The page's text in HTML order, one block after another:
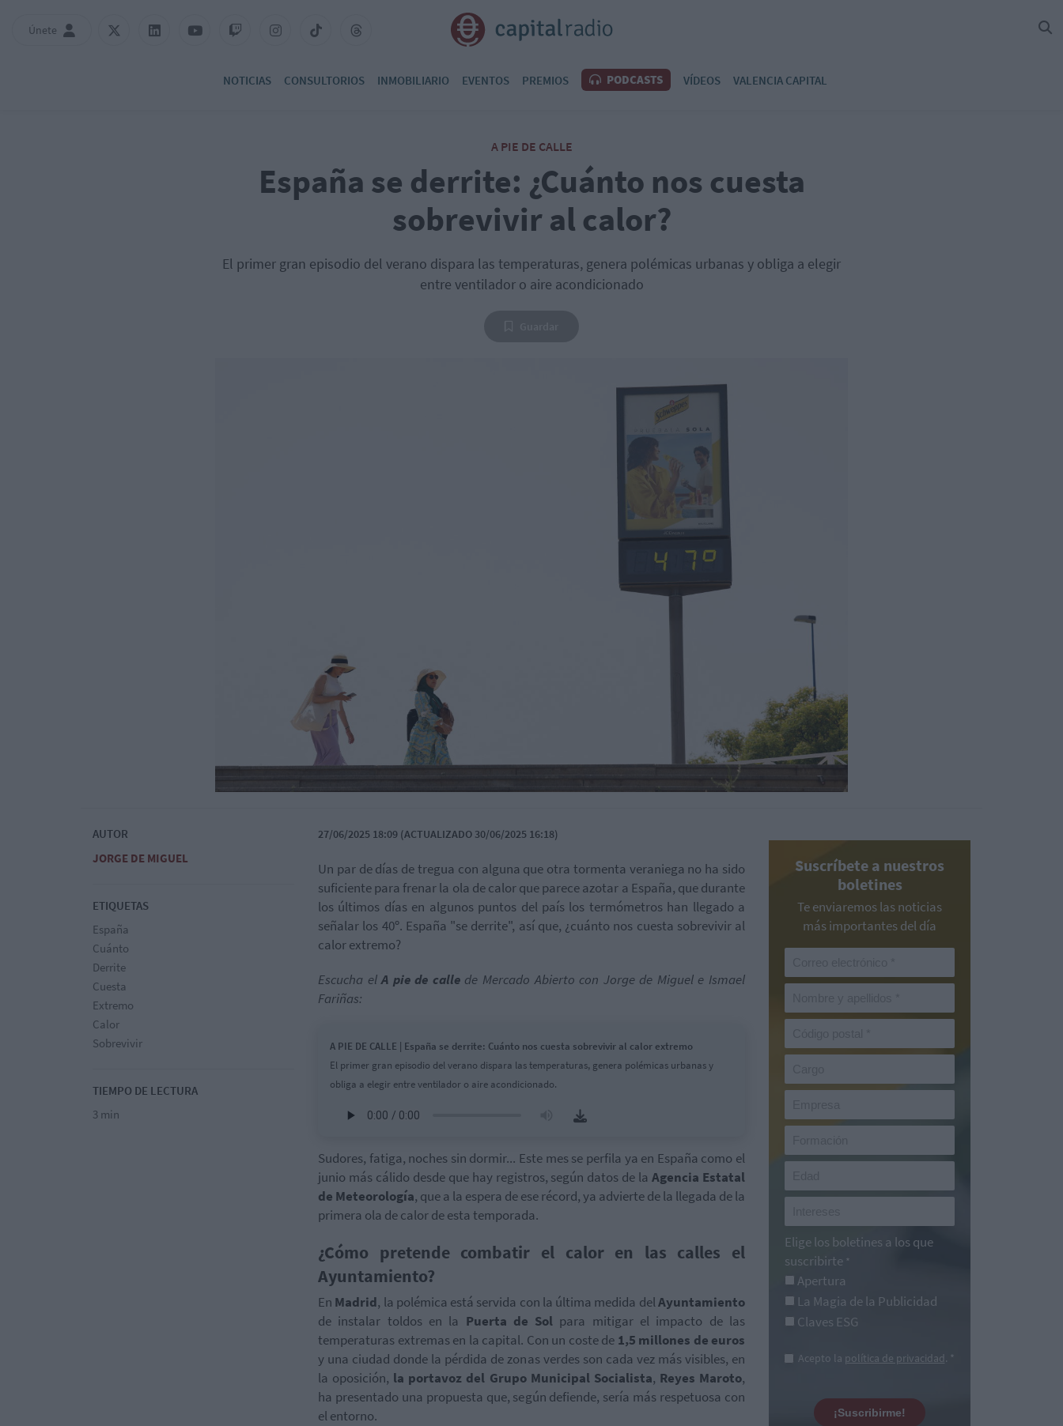
Únete
NOTICIAS CONSULTORIOS INMOBILIARIO EVENTOS PREMIOS PODCASTS VÍDEOS VALENCIA CAPITAL
A PIE DE CALLE
España se derrite: ¿Cuánto nos cuesta
sobrevivir al calor?
El primer gran episodio del verano dispara las temperaturas, genera polémicas urbanas y obliga a elegir
entre ventilador o aire acondicionado
AUTOR
JORGE DE MIGUEL
ETIQUETAS
España
Cuánto
Derrite
Cuesta
Extremo
Calor
Sobrevivir
TIEMPO DE LECTURA
3 min
27/06/2025 18:09 (ACTUALIZADO 30/06/2025 16:18)
Un par de días de tregua con alguna que otra tormenta veraniega no ha sido
suficiente para frenar la ola de calor que parece azotar a España, que durante
los últimos días en algunos puntos del país los termómetros han llegado a
señalar los 40º. España "se derrite", así que, ¿cuánto nos cuesta sobrevivir al
calor extremo?
Escucha elA pie de callede Mercado Abierto con Jorge de Miguel e Ismael
Fariñas:
A PIE DE CALLE | España se derrite: Cuánto nos cuesta sobrevivir al calor extremo
El primer gran episodio del verano dispara las temperaturas, genera polémicas urbanas y
obliga a elegir entre ventilador o aire acondicionado.
Sudores, fatiga, noches sin dormir... Este mes se perfila ya en España como el
junio más cálido desde que hay registros, según datos de laAgencia Estatal
de Meteorología, que a la espera de ese récord, ya advierte de la llegada de la
primera ola de calor de esta temporada.
¿Cómo pretende combatir el calor en las calles el
Ayuntamiento?
En Madrid, la polémica está servida con la última medida delAyuntamiento
de instalar toldos en la Puerta de Sol para mitigar el impacto de las
temperaturas extremas en la capital. Con un coste de 1,5 millones de euros
y una ciudad donde la pérdida de zonas verdes son cada vez más visibles, en
la oposición, la portavoz del Grupo Municipal Socialista, Reyes Maroto,
ha presentado una propuesta que, según defiende, sería más respetuosa con
el entorno.
Suscríbete a nuestros
boletines
Te enviaremos las noticias
más importantes del día
Elige los boletines a los que
suscribirte *
Apertura
La Magia de la Publicidad
Claves ESG
Acepto la política de privacidad. *
¡Suscribirme!